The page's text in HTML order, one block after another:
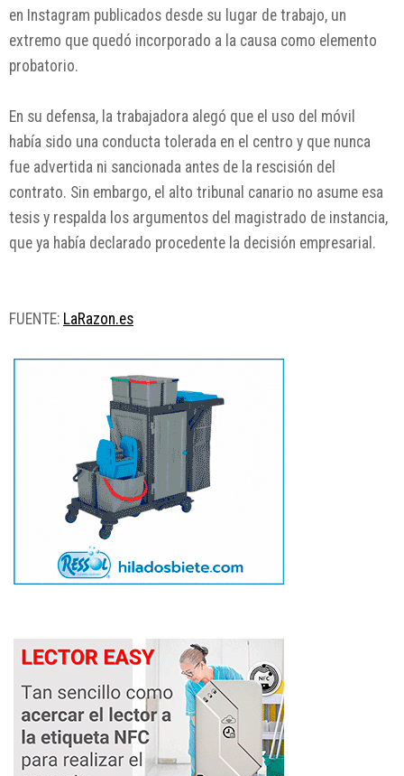
en Instagram publicados desde su lugar de trabajo, un
extremo que quedó incorporado a la causa como elemento
probatorio.
En su defensa, la trabajadora alegó que el uso del móvil
había sido una conducta tolerada en el centro y que nunca
fue advertida ni sancionada antes de la rescisión del
contrato. Sin embargo, el alto tribunal canario no asume esa
tesis y respalda los argumentos del magistrado de instancia,
que ya había declarado procedente la decisión empresarial.
FUENTE: LaRazon.es